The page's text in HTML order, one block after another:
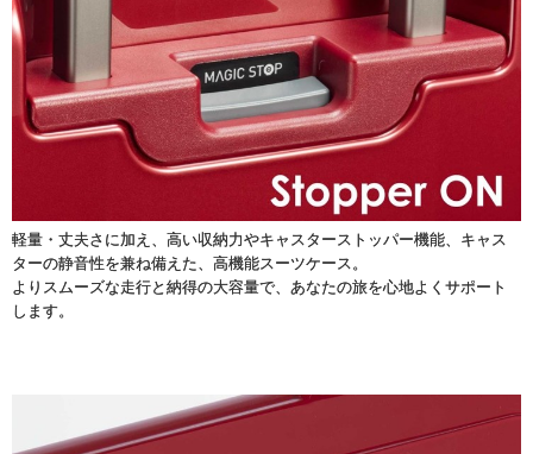
軽量・丈夫さに加え、高い収納力やキャスターストッパー機能、キャス
ターの静音性を兼ね備えた、高機能スーツケース。
よりスムーズな走行と納得の大容量で、あなたの旅を心地よくサポート
します。